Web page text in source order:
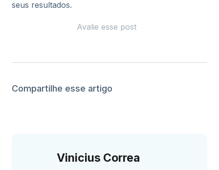
seus resultados.
Avalie esse post
Compartilhe esse artigo
Vinicius Correa